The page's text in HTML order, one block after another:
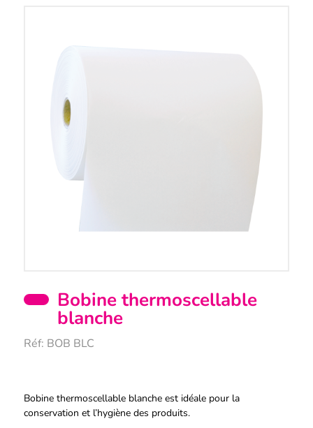
Bobine thermoscellable
blanche
Réf: BOB BLC
Bobine thermoscellable blanche est idéale pour la
conservation et l’hygiène des produits.